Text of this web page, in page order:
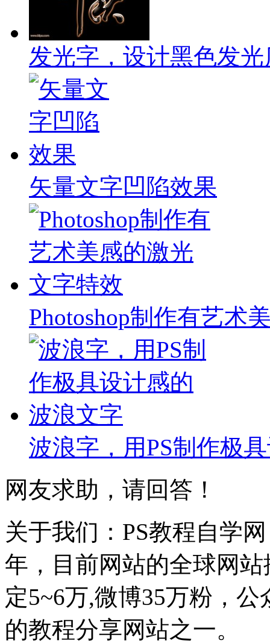
发光字，设计黑色发
矢量文字凹陷效果
Photoshop制作有艺术
波浪字，用PS制作极
网友求助，请回答！
关于我们：PS教程自学
年，目前网站的全球网
定5~6万,微博35万粉，
的教程分享网站之一。